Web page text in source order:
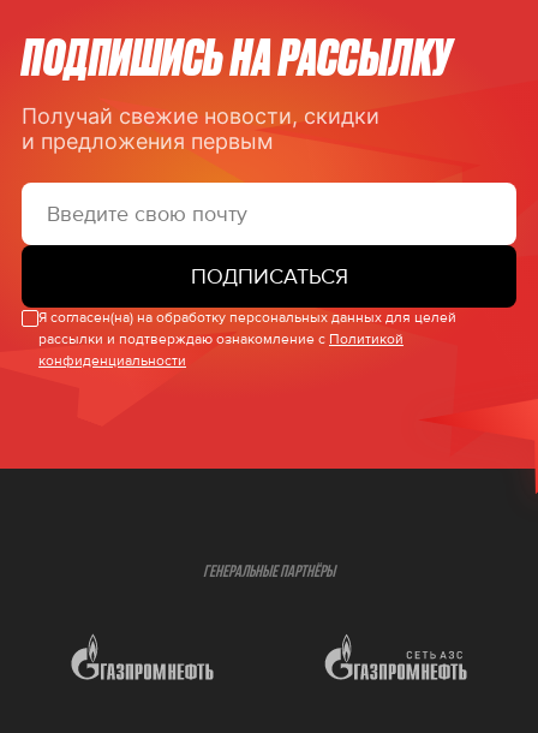
ПОДПИШИСЬ НА РАССЫЛКУ
Получай свежие новости, скидки
и предложения первым
ПОДПИСАТЬСЯ
Я согласен(на) на обработку персональных данных для целей
рассылки и подтверждаю ознакомление с Политикой
конфиденциальности
ГЕНЕРАЛЬНЫЕ ПАРТНЁРЫ